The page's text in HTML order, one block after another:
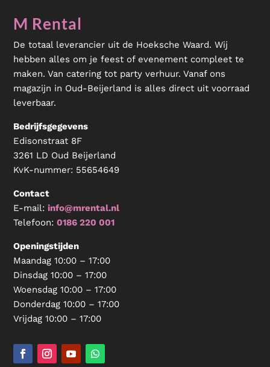
M Rental
De totaal leverancier uit de Hoeksche Waard. Wij
hebben alles om je feest of evenement compleet te
maken. Van catering tot party verhuur. Vanaf ons
magazijn in Oud-Beijerland is alles direct uit voorraad
leverbaar.
Bedrijfsgegevens
Edisonstraat 8F
3261 LD Oud Beijerland
KvK-nummer: 55654649
Contact
E-mail:info@mrental.nl
Telefoon:0186 220 001
Openingstijden
Maandag 10:00 – 17:00
Dinsdag 10:00 – 17:00
Woensdag 10:00 – 17:00
Donderdag 10:00 – 17:00
Vrijdag 10:00 – 17:00